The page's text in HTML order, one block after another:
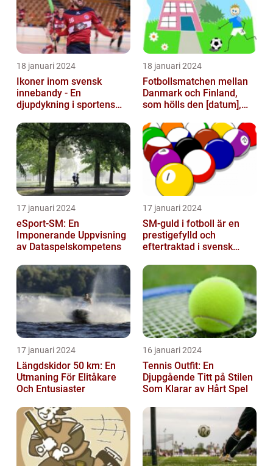
18 januari 2024
Ikoner inom svensk
innebandy - En
djupdykning i sportens
profiler
18 januari 2024
Fotbollsmatchen mellan
Danmark och Finland,
som hölls den [datum],
allvarl...
17 januari 2024
eSport-SM: En
Imponerande Uppvisning
av Dataspelskompetens
17 januari 2024
SM-guld i fotboll är en
prestigefylld och
eftertraktad i svensk
17 januari 2024
Längdskidor 50 km: En
Utmaning För Elitåkare
Och Entusiaster
16 januari 2024
Tennis Outfit: En
Djupgående Titt på Stilen
Som Klarar av Hårt Spel